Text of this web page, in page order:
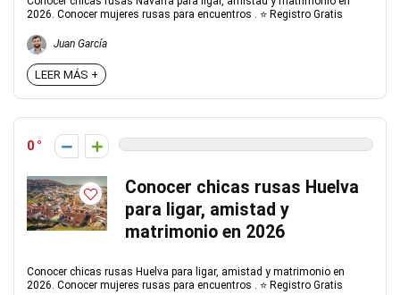
2026. Conocer mujeres rusas para encuentros . ⭐ Registro Gratis
Juan García
LEER MÁS +
0
Conocer chicas rusas Huelva
para ligar, amistad y
matrimonio en 2026
Conocer chicas rusas Huelva para ligar, amistad y matrimonio en
2026. Conocer mujeres rusas para encuentros . ⭐ Registro Gratis